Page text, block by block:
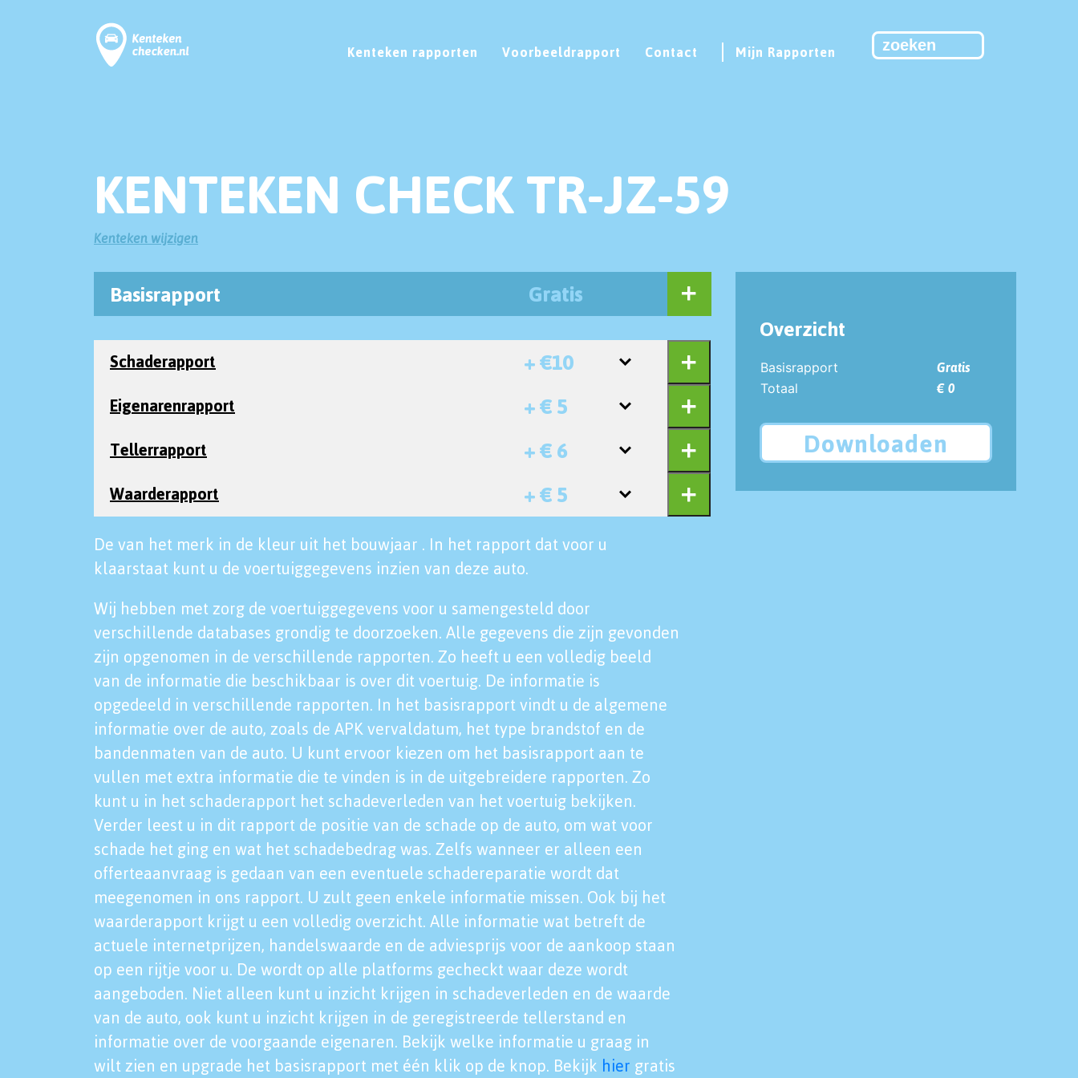
Kenteken rapporten Voorbeeldrapport Contact Mijn Rapporten
KENTEKEN CHECK TR-JZ-59
Kenteken wijzigen
Basisrapport Gratis
Schaderapport + €10
Eigenarenrapport + € 5
Tellerrapport + € 6
Waarderapport + € 5
De van het merk in de kleur uit het bouwjaar . In het rapport dat voor u
klaarstaat kunt u de voertuiggegevens inzien van deze auto.
Wij hebben met zorg de voertuiggegevens voor u samengesteld door
verschillende databases grondig te doorzoeken. Alle gegevens die zijn gevonden
zijn opgenomen in de verschillende rapporten. Zo heeft u een volledig beeld
van de informatie die beschikbaar is over dit voertuig. De informatie is
opgedeeld in verschillende rapporten. In het basisrapport vindt u de algemene
informatie over de auto, zoals de APK vervaldatum, het type brandstof en de
bandenmaten van de auto. U kunt ervoor kiezen om het basisrapport aan te
vullen met extra informatie die te vinden is in de uitgebreidere rapporten. Zo
kunt u in het schaderapport het schadeverleden van het voertuig bekijken.
Verder leest u in dit rapport de positie van de schade op de auto, om wat voor
schade het ging en wat het schadebedrag was. Zelfs wanneer er alleen een
offerteaanvraag is gedaan van een eventuele schadereparatie wordt dat
meegenomen in ons rapport. U zult geen enkele informatie missen. Ook bij het
waarderapport krijgt u een volledig overzicht. Alle informatie wat betreft de
actuele internetprijzen, handelswaarde en de adviesprijs voor de aankoop staan
op een rijtje voor u. De wordt op alle platforms gecheckt waar deze wordt
aangeboden. Niet alleen kunt u inzicht krijgen in schadeverleden en de waarde
van de auto, ook kunt u inzicht krijgen in de geregistreerde tellerstand en
informatie over de voorgaande eigenaren. Bekijk welke informatie u graag in
wilt zien en upgrade het basisrapport met één klik op de knop. Bekijk hier gratis
Overzicht
Basisrapport
Gratis
Totaal
€ 0
Downloaden